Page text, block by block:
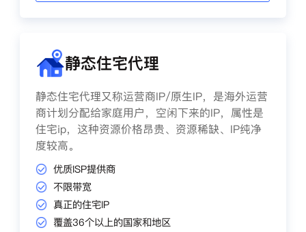
静态住宅代理
静态住宅代理又称运营商IP/原生IP，是海外运营
商计划分配给家庭用户，空闲下来的IP，属性是
住宅ip，这种资源价格昂贵、资源稀缺、IP纯净
度较高。
优质ISP提供商
不限带宽
真正的住宅IP
覆盖36个以上的国家和地区